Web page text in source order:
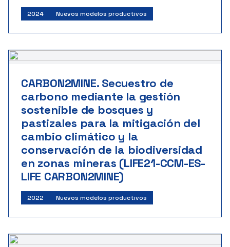
2024 Nuevos modelos productivos
CARBON2MINE. Secuestro de
carbono mediante la gestión
sostenible de bosques y
pastizales para la mitigación del
cambio climático y la
conservación de la biodiversidad
en zonas mineras (LIFE21-CCM-ES-
LIFE CARBON2MINE)
2022 Nuevos modelos productivos